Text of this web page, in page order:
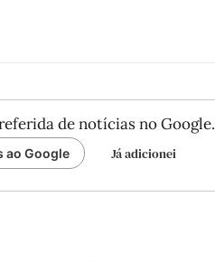
de notícias no Google.
ao Google Já adicionei